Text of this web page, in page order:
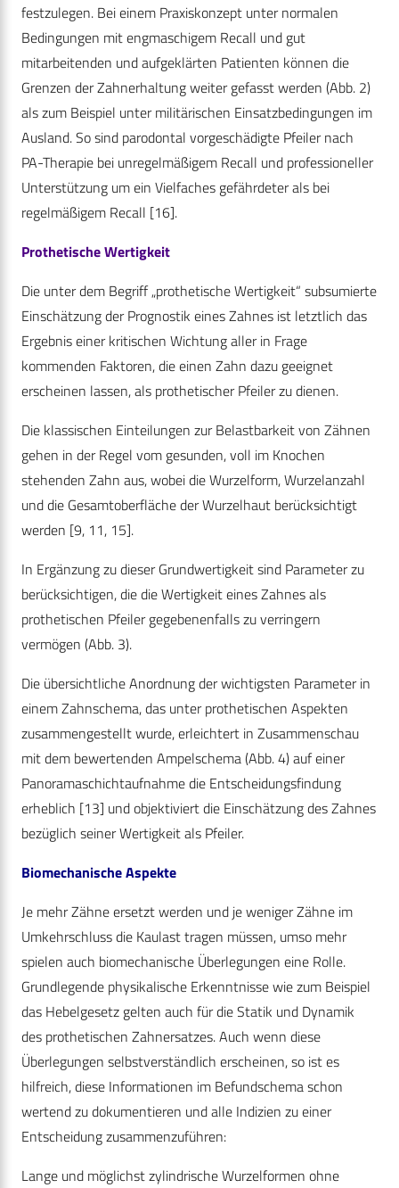
festzulegen. Bei einem Praxiskonzept unter normalen
Bedingungen mit engmaschigem Recall und gut
mitarbeitenden und aufgeklärten Patienten können die
Grenzen der Zahnerhaltung weiter gefasst werden (Abb. 2)
als zum Beispiel unter militärischen Einsatzbedingungen im
Ausland. So sind parodontal vorgeschädigte Pfeiler nach
PA-Therapie bei unregelmäßigem Recall und professioneller
Unterstützung um ein Vielfaches gefährdeter als bei
regelmäßigem Recall [16].
Prothetische Wertigkeit
Die unter dem Begriff „prothetische Wertigkeit“ subsumierte
Einschätzung der Prognostik eines Zahnes ist letztlich das
Ergebnis einer kritischen Wichtung aller in Frage
kommenden Faktoren, die einen Zahn dazu geeignet
erscheinen lassen, als prothetischer Pfeiler zu dienen.
Die klassischen Einteilungen zur Belastbarkeit von Zähnen
gehen in der Regel vom gesunden, voll im Knochen
stehenden Zahn aus, wobei die Wurzelform, Wurzelanzahl
und die Gesamtoberfläche der Wurzelhaut berücksichtigt
werden [9, 11, 15].
In Ergänzung zu dieser Grundwertigkeit sind Parameter zu
berücksichtigen, die die Wertigkeit eines Zahnes als
prothetischen Pfeiler gegebenenfalls zu verringern
vermögen (Abb. 3).
Die übersichtliche Anordnung der wichtigsten Parameter in
einem Zahnschema, das unter prothetischen Aspekten
zusammengestellt wurde, erleichtert in Zusammenschau
mit dem bewertenden Ampelschema (Abb. 4) auf einer
Panoramaschichtaufnahme die Entscheidungsfindung
erheblich [13] und objektiviert die Einschätzung des Zahnes
bezüglich seiner Wertigkeit als Pfeiler.
Biomechanische Aspekte
Je mehr Zähne ersetzt werden und je weniger Zähne im
Umkehrschluss die Kaulast tragen müssen, umso mehr
spielen auch biomechanische Überlegungen eine Rolle.
Grundlegende physikalische Erkenntnisse wie zum Beispiel
das Hebelgesetz gelten auch für die Statik und Dynamik
des prothetischen Zahnersatzes. Auch wenn diese
Überlegungen selbstverständlich erscheinen, so ist es
hilfreich, diese Informationen im Befundschema schon
wertend zu dokumentieren und alle Indizien zu einer
Entscheidung zusammenzuführen:
Lange und möglichst zylindrische Wurzelformen ohne